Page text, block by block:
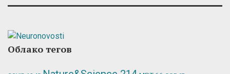
Облако тегов